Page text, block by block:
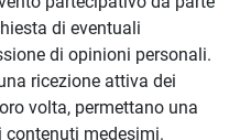
di eventuali
di opinioni personali.
ricezione attiva dei
volta, permettano una
contenuti medesimi.